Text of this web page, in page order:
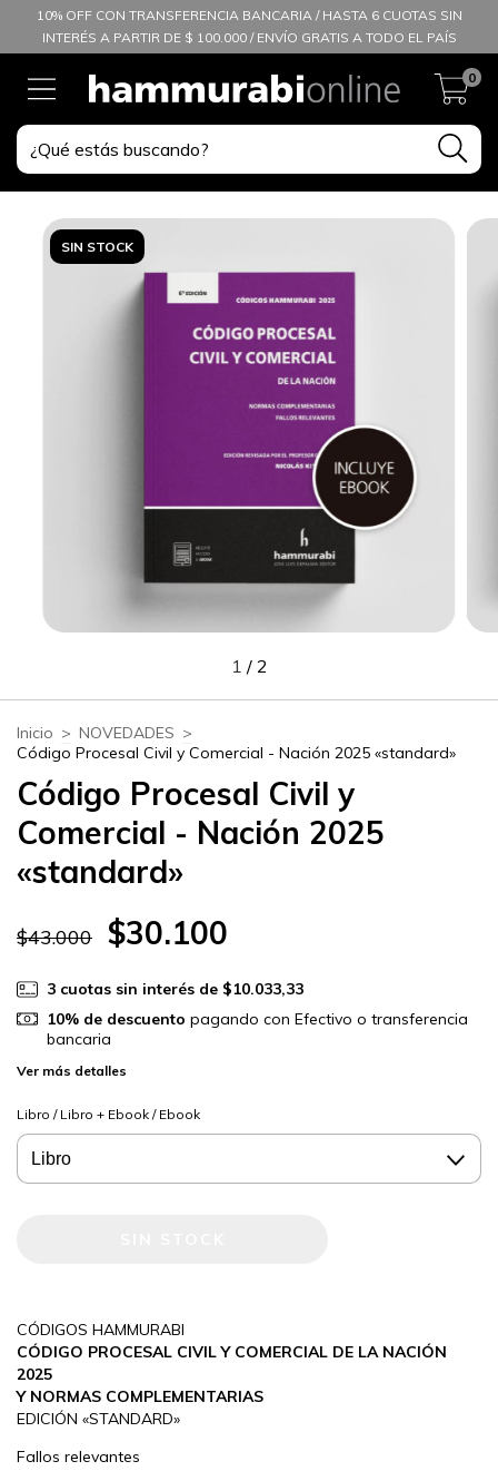
10% OFF CON TRANSFERENCIA BANCARIA / HASTA 6 CUOTAS SIN
INTERÉS A PARTIR DE $ 100.000 / ENVÍO GRATIS A TODO EL PAÍS
0
SIN STOCK
1 / 2
Inicio > NOVEDADES >
Código Procesal Civil y Comercial - Nación 2025 «standard»
Código Procesal Civil y
Comercial - Nación 2025
«standard»
$43.000 $30.100
3 cuotas sin interés de $10.033,33
10% de descuento pagando con Efectivo o transferencia
bancaria
Ver más detalles
Libro / Libro + Ebook / Ebook
CÓDIGOS HAMMURABI
CÓDIGO PROCESAL CIVIL Y COMERCIAL DE LA NACIÓN
2025
Y NORMAS COMPLEMENTARIAS
EDICIÓN «STANDARD»
Fallos relevantes